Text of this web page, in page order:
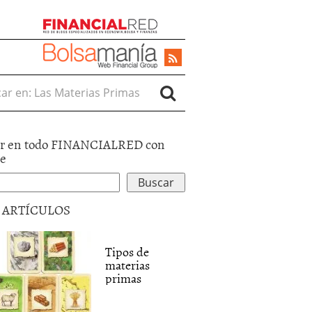
en:
en todo FINANCIALRED con
ARTÍCULOS
Tipos de
materias
primas